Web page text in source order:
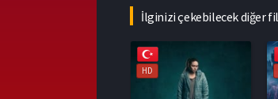
İlginizi çekebilecek diğer
HD